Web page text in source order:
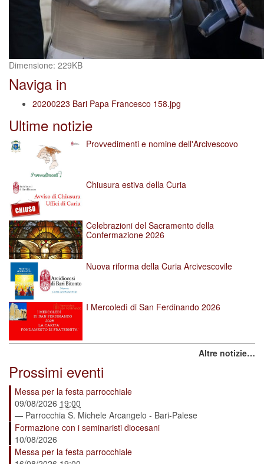
Clicca
per
vedere
l'immagine
dimensioni
Dimensione: 229KB
Naviga in
20200223 Bari Papa Francesco 158.jpg
Ultime notizie
Provvedimenti e nomine dell'Arcivescovo
Chiusura estiva della Curia
Celebrazioni del Sacramento della
Confermazione 2026
Nuova riforma della Curia Arcivescovile
I Mercoledì di San Ferdinando 2026
Altre notizie…
Prossimi eventi
Messa per la festa parrocchiale
09/08/2026 19:00
— Parrocchia S. Michele Arcangelo - Bari-Palese
Formazione con i seminaristi diocesani
10/08/2026
Messa per la festa parrocchiale